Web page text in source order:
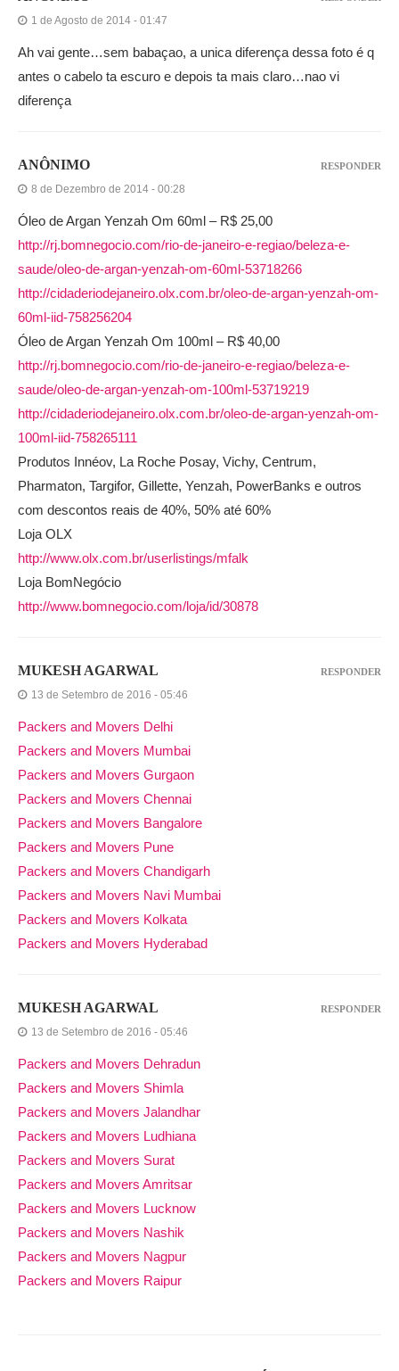
1 de Agosto de 2014 - 01:47
Ah vai gente…sem babaçao, a unica diferença dessa foto é q
antes o cabelo ta escuro e depois ta mais claro…nao vi
diferença
ANÔNIMO
8 de Dezembro de 2014 - 00:28
Óleo de Argan Yenzah Om 60ml – R$ 25,00
http://rj.bomnegocio.com/rio-de-janeiro-e-regiao/beleza-e-
saude/oleo-de-argan-yenzah-om-60ml-53718266
http://cidaderiodejaneiro.olx.com.br/oleo-de-argan-yenzah-om-
60ml-iid-758256204
Óleo de Argan Yenzah Om 100ml – R$ 40,00
http://rj.bomnegocio.com/rio-de-janeiro-e-regiao/beleza-e-
saude/oleo-de-argan-yenzah-om-100ml-53719219
http://cidaderiodejaneiro.olx.com.br/oleo-de-argan-yenzah-om-
100ml-iid-758265111
Produtos Innéov, La Roche Posay, Vichy, Centrum,
Pharmaton, Targifor, Gillette, Yenzah, PowerBanks e outros
com descontos reais de 40%, 50% até 60%
Loja OLX
http://www.olx.com.br/userlistings/mfalk
Loja BomNegócio
http://www.bomnegocio.com/loja/id/30878
RESPONDER
MUKESH AGARWAL
13 de Setembro de 2016 - 05:46
Packers and Movers Delhi
Packers and Movers Mumbai
Packers and Movers Gurgaon
Packers and Movers Chennai
Packers and Movers Bangalore
Packers and Movers Pune
Packers and Movers Chandigarh
Packers and Movers Navi Mumbai
Packers and Movers Kolkata
Packers and Movers Hyderabad
RESPONDER
MUKESH AGARWAL
13 de Setembro de 2016 - 05:46
Packers and Movers Dehradun
Packers and Movers Shimla
Packers and Movers Jalandhar
Packers and Movers Ludhiana
Packers and Movers Surat
Packers and Movers Amritsar
Packers and Movers Lucknow
Packers and Movers Nashik
Packers and Movers Nagpur
Packers and Movers Raipur
RESPONDER